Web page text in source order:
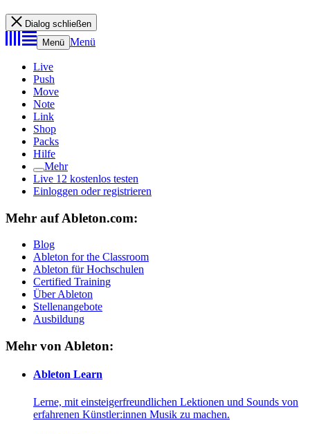
Dialog schließen
Menü Menü
Live
Push
Move
Note
Link
Shop
Packs
Hilfe
Mehr
Live 12 kostenlos testen
Einloggen oder registrieren
Mehr auf Ableton.com:
Blog
Ableton for the Classroom
Ableton für Hochschulen
Certified Training
Über Ableton
Stellenangebote
Ausbildung
Mehr von Ableton:
Ableton Learn
Lerne, mit einsteigerfreundlichen Lektionen und Sounds von
erfahrenen Künstler:innen Musik zu machen.